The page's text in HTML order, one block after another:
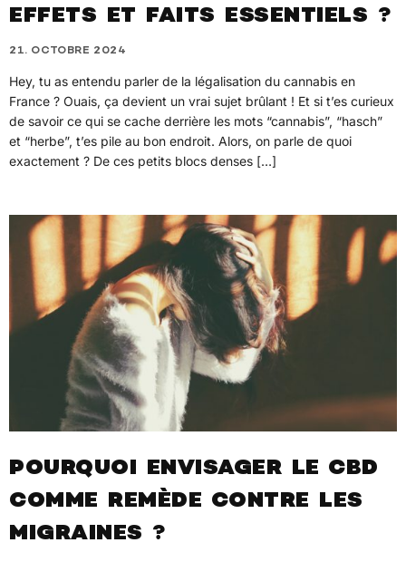
EFFETS ET FAITS ESSENTIELS ?
21. OCTOBRE 2024
Hey, tu as entendu parler de la légalisation du cannabis en
France ? Ouais, ça devient un vrai sujet brûlant ! Et si t’es curieux
de savoir ce qui se cache derrière les mots “cannabis”, “hasch”
et “herbe”, t’es pile au bon endroit. Alors, on parle de quoi
exactement ? De ces petits blocs denses […]
POURQUOI ENVISAGER LE CBD
COMME REMÈDE CONTRE LES
MIGRAINES ?